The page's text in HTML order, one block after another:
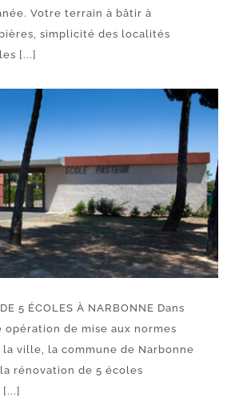
Votre terrain à bâtir à
simplicité des localités
[...]
5 ÉCOLES À NARBONNE Dans
opération de mise aux normes
la ville, la commune de Narbonne
rénovation de 5 écoles